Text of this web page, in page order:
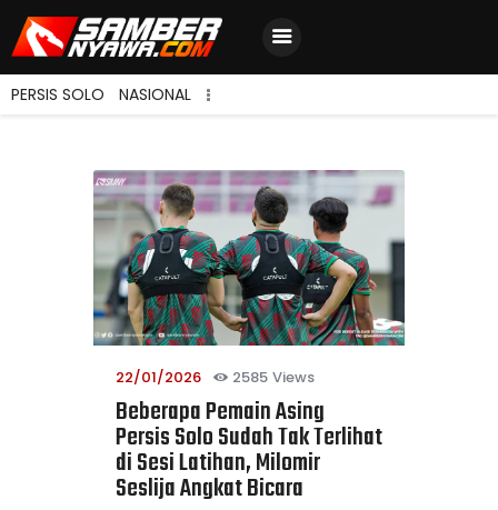
PERSIS SOLO NASIONAL
Berita Terbaru
Jadwal & Hasil
Klasemen
22/01/2026 2585 Views
Beberapa Pemain Asing
Persis Solo Sudah Tak Terlihat
di Sesi Latihan, Milomir
Seslija Angkat Bicara